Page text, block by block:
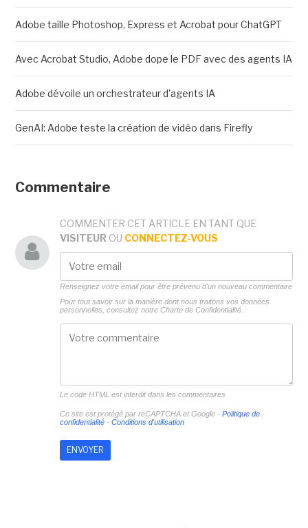
Adobe taille Photoshop, Express et Acrobat pour ChatGPT
Avec Acrobat Studio, Adobe dope le PDF avec des agents IA
Adobe dévoile un orchestrateur d'agents IA
GenAI: Adobe teste la création de vidéo dans Firefly
Commentaire
COMMENTER CET ARTICLE EN TANT QUE
VISITEUR OU CONNECTEZ-VOUS
Renseignez votre email pour être prévenu d'un nouveau commentaire
Pour tout savoir sur la manière dont nous traitons vos données
personnelles, consultez notre Charte de Confidentialité.
Le code HTML est interdit dans les commentaires
Ce site est protégé par reCAPTCHA et Google - Politique de
confidentialité- Conditions d'utilisation